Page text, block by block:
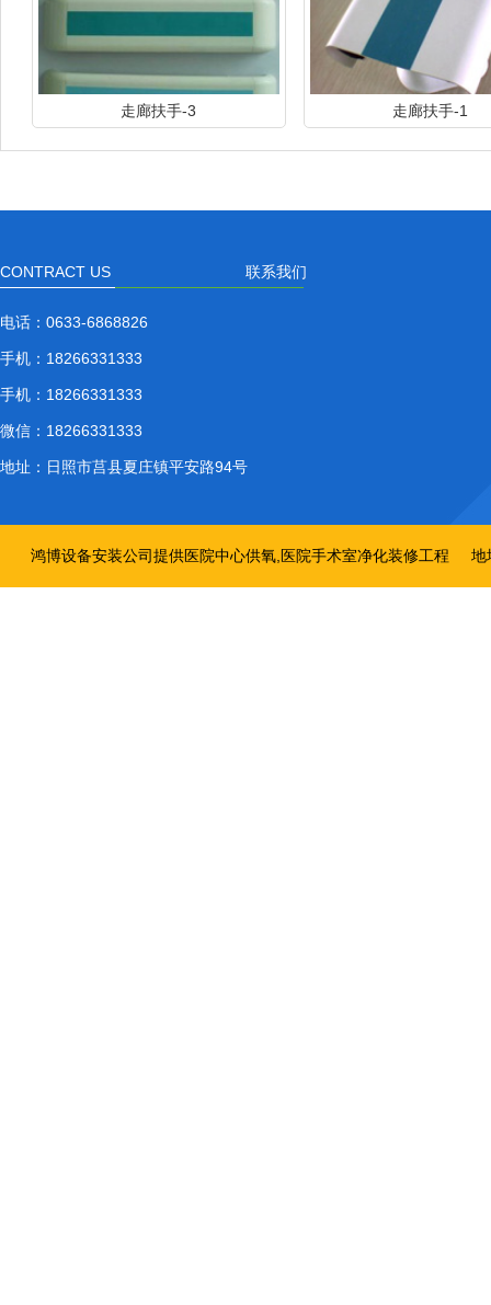
走廊扶手-3 走廊扶手-1
联系我们
CONTRACT US
电话： 0633-6868826
手机： 18266331333
手机： 18266331333
微信： 18266331333
地址： 日照市莒县夏庄镇平安路94号
鸿博设备安装公司提供医院中心供氧,医院手术室净化装修工程 地